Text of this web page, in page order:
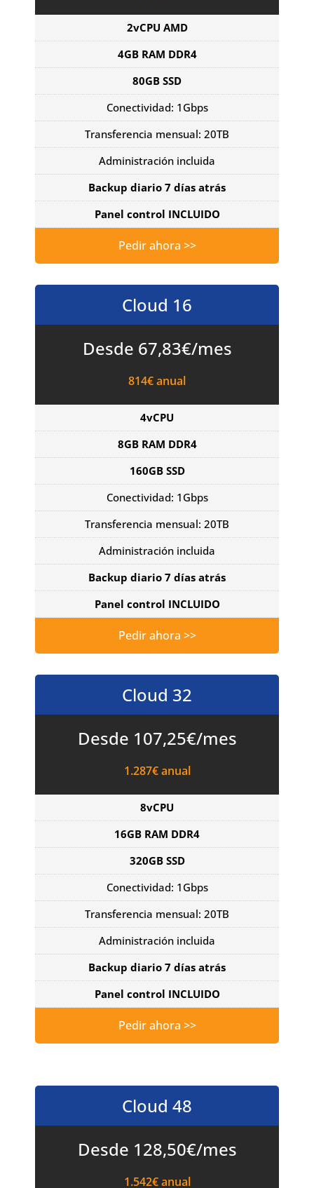
2vCPU AMD
4GB RAM DDR4
80GB SSD
Conectividad: 1Gbps
Transferencia mensual: 20TB
Administración incluida
Backup diario 7 días atrás
Panel control INCLUIDO
Pedir ahora >>
Cloud 16
Desde 67,83€/mes
814€ anual
4vCPU
8GB RAM DDR4
160GB SSD
Conectividad: 1Gbps
Transferencia mensual: 20TB
Administración incluida
Backup diario 7 días atrás
Panel control INCLUIDO
Pedir ahora >>
Cloud 32
Desde 107,25€/mes
1.287€ anual
8vCPU
16GB RAM DDR4
320GB SSD
Conectividad: 1Gbps
Transferencia mensual: 20TB
Administración incluida
Backup diario 7 días atrás
Panel control INCLUIDO
Pedir ahora >>
Cloud 48
Desde 128,50€/mes
1.542€ anual